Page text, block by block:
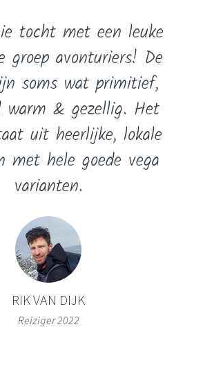
tocht met een leuke
groep avonturiers! De
soms wat primitief,
warm & gezellig. Het
uit heerlijke, lokale
met hele goede vega
varianten.
RIK VAN DIJK
Reiziger 2022